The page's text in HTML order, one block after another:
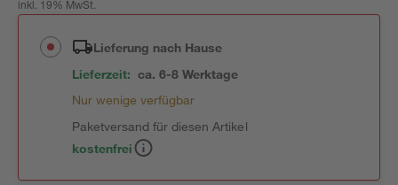
inkl. 19% MwSt.
Lieferung nach Hause
Lieferzeit: ca. 6-8 Werktage
Nur wenige verfügbar
Paketversand für diesen Artikel
kostenfrei